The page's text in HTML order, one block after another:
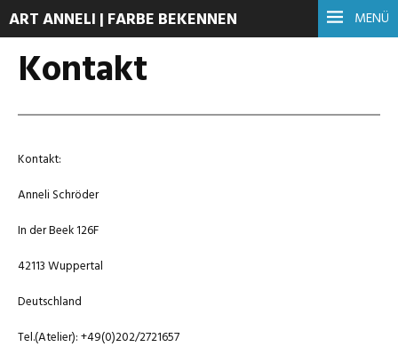
MENÜ
ART ANNELI | FARBE BEKENNEN
Kontakt
Kontakt:
Anneli Schröder
In der Beek 126F
42113 Wuppertal
Deutschland
Tel.(Atelier): +49(0)202/2721657